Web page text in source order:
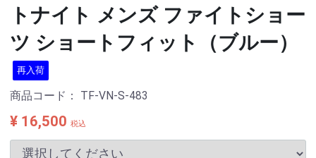
トナイト メンズ ファイトショー
ツ ショートフィット（ブルー）
再入荷
商品コード： TF-VN-S-483
¥ 16,500 税込